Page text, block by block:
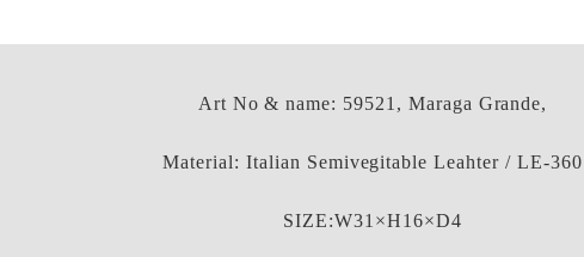
Art No & name: 59521, Maraga Grande,
Material: Italian Semivegitable Leahter / LE-360
SIZE:W31×H16×D4